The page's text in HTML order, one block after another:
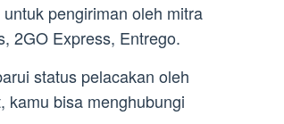
pengiriman oleh mitra
2GO Express, Entrego.
status pelacakan oleh
kamu bisa menghubungi